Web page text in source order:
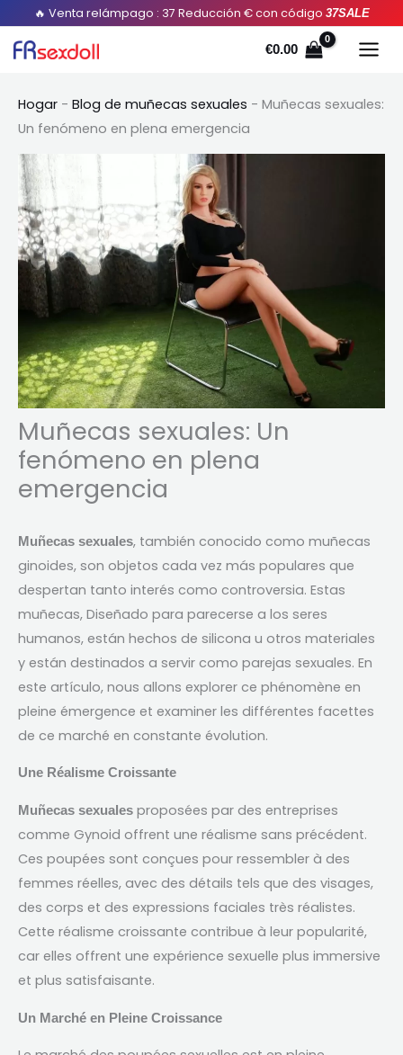
saltar
contenido
🔥 Venta relámpago : 37 Reducción € con código 37SALE
€0.00
Hogar - Blog de muñecas sexuales - Muñecas sexuales:
Un fenómeno en plena emergencia
Muñecas sexuales: Un
fenómeno en plena
emergencia
Muñecas sexuales, también conocido como muñecas
ginoides, son objetos cada vez más populares que
despertan tanto interés como controversia. Estas
muñecas, Diseñado para parecerse a los seres
humanos, están hechos de silicona u otros materiales
y están destinados a servir como parejas sexuales. En
este artículo, nous allons explorer ce phénomène en
pleine émergence et examiner les différentes facettes
de ce marché en constante évolution.
Une Réalisme Croissante
Muñecas sexuales proposées par des entreprises
comme Gynoid offrent une réalisme sans précédent.
Ces poupées sont conçues pour ressembler à des
femmes réelles, avec des détails tels que des visages,
des corps et des expressions faciales très réalistes.
Cette réalisme croissante contribue à leur popularité,
car elles offrent une expérience sexuelle plus immersive
et plus satisfaisante.
Un Marché en Pleine Croissance
u
s